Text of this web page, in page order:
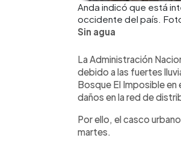
Anda indicó que está
occidente del país.
Sin agua
La Administración
debido a las fuertes
Bosque El Imposible en
daños en la red de
Por ello, el casco
martes.